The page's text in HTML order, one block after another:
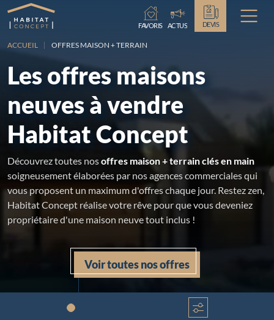
Chargement...
FAVORIS
ACTUS DEVIS
ACCUEIL OFFRES MAISON + TERRAIN
Les offres maisons
neuves à vendre
Habitat Concept
Découvrez toutes nosoffres maison + terrain clés en main
soigneusement élaborées par nos agences commerciales qui
vous proposent un maximum d'offres chaque jour. Restez zen,
Habitat Concept réalise votre rêve pour que vous deveniez
propriétaire d'une maison neuve tout inclus !
Voir toutes nos offres
Chargement...